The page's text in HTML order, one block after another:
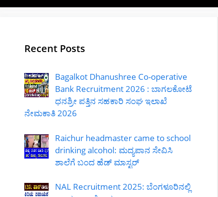
Recent Posts
Bagalkot Dhanushree Co-operative
Bank Recruitment 2026 : ಬಾಗಲಕೋಟೆ
ಧನಶ್ರೀ ಪತ್ತಿನ ಸಹಕಾರಿ ಸಂಘ ಇಲಾಖೆ
ನೇಮಕಾತಿ 2026
Raichur headmaster came to school
drinking alcohol: ಮದ್ಯಪಾನ ಸೇವಿಸಿ
ಶಾಲೆಗೆ ಬಂದ ಹೆಡ್ ಮಾಸ್ಟರ್
NAL Recruitment 2025: ಬೆಂಗಳೂರಿನಲ್ಲಿ